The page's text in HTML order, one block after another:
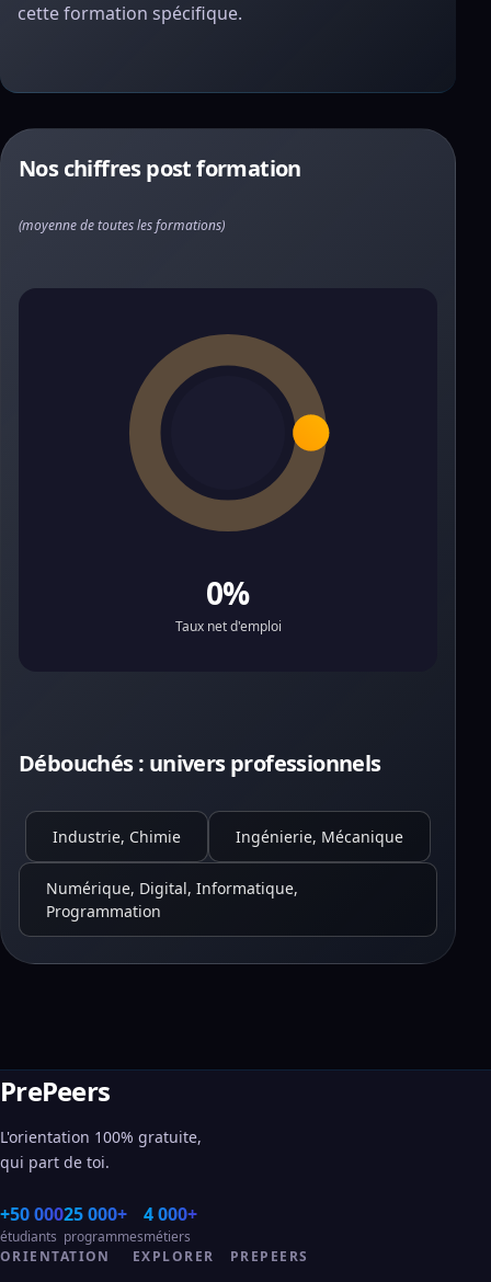
cette formation spécifique.
Nos chiffres post formation
(moyenne de toutes les formations)
0%
Taux net d'emploi
Débouchés : univers professionnels
Industrie, Chimie Ingénierie, Mécanique
Numérique, Digital, Informatique,
Programmation
PrePeers
L'orientation 100% gratuite,
qui part de toi.
+50 000
étudiants
25 000+
programmes
4 000+
métiers
ORIENTATION
EXPLORER PREPEERS